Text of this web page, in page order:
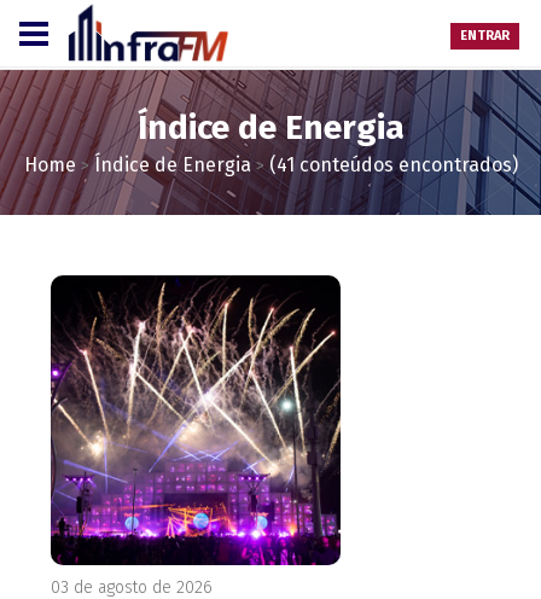
ENTRAR
Índice de Energia
Home >Índice de Energia>(41 conteúdos encontrados)
03 de agosto de 2026